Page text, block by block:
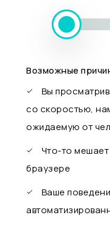
Возможные
Вы
со скоростью,
ожидаемую от
Что-то
браузере
Ваше